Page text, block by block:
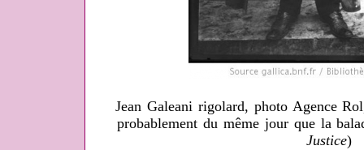
Jean Galeani rigolard, photo Agence
probablement du même jour que la
Justice)